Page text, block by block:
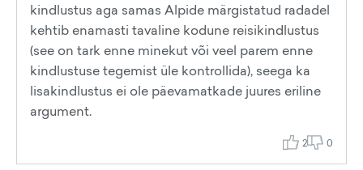
kindlustus aga samas Alpide märgistatud radadel
kehtib enamasti tavaline kodune reisikindlustus
(see on tark enne minekut või veel parem enne
kindlustuse tegemist üle kontrollida), seega ka
lisakindlustus ei ole päevamatkade juures eriline
argument.
2 0